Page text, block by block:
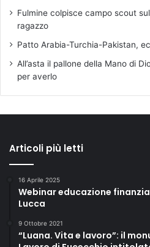
Fulmine colpisce campo scout
ragazzo
Patto Arabia-Turchia-Pakistan,
All’asta il pallone della Mano di
per averlo
Articoli più letti
16 Aprile 2025
Webinar educazione
Lucca
9 Ottobre 2021
“Luana. Vita e lavoro”: il